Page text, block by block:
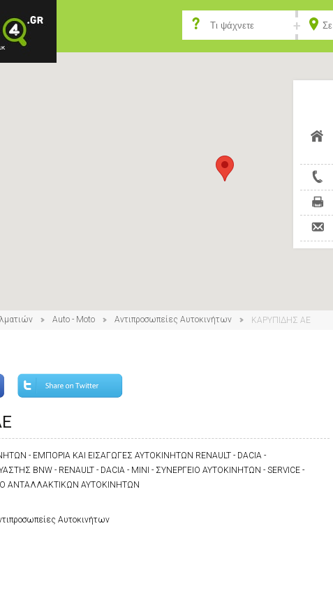
Auto - Moto Αντιπροσωπείες Αυτοκινήτων ΚΑΡΥΠΙΔΗΣ ΑΕ
- ΕΜΠΟΡΙΑ ΚΑΙ ΕΙΣΑΓΩΓΕΣ ΑΥΤΟΚΙΝΗΤΩΝ RENAULT - DACIA -
BNW - RENAULT - DACIA - MINI - ΣΥΝΕΡΓΕΙΟ ΑΥΤΟΚΙΝΗΤΩΝ - SERVICE -
ΑΝΤΑΛΛΑΚΤΙΚΩΝ ΑΥΤΟΚΙΝΗΤΩΝ
Αυτοκινήτων